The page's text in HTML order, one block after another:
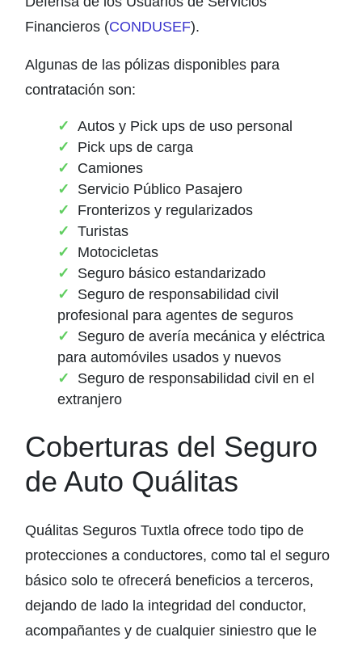
Financieros (CONDUSEF).
Algunas de las pólizas disponibles para
contratación son:
Autos y Pick ups de uso personal
Pick ups de carga
Camiones
Servicio Público Pasajero
Fronterizos y regularizados
Turistas
Motocicletas
Seguro básico estandarizado
Seguro de responsabilidad civil
profesional para agentes de seguros
Seguro de avería mecánica y eléctrica
para automóviles usados y nuevos
Seguro de responsabilidad civil en el
extranjero
Coberturas del Seguro
de Auto Quálitas
Quálitas Seguros Tuxtla ofrece todo tipo de
protecciones a conductores, como tal el seguro
básico solo te ofrecerá beneficios a terceros,
dejando de lado la integridad del conductor,
acompañantes y de cualquier siniestro que le